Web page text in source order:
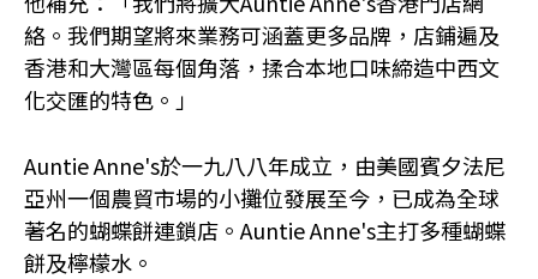
絡。我們期望將來業務可涵蓋更多品牌，店鋪遍及
香港和大灣區每個角落，揉合本地口味締造中西文
化交匯的特色。」
Auntie Anne's於一九八八年成立，由美國賓夕法尼
亞州一個農貿市場的小攤位發展至今，已成為全球
著名的蝴蝶餅連鎖店。Auntie Anne's主打多種蝴蝶
餅及檸檬水。